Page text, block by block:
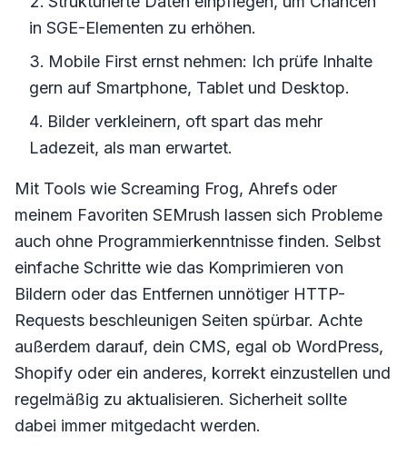
in SGE-Elementen zu erhöhen.
Mobile First ernst nehmen: Ich prüfe Inhalte
gern auf Smartphone, Tablet und Desktop.
Bilder verkleinern, oft spart das mehr
Ladezeit, als man erwartet.
Mit Tools wie Screaming Frog, Ahrefs oder
meinem Favoriten SEMrush lassen sich Probleme
auch ohne Programmierkenntnisse finden. Selbst
einfache Schritte wie das Komprimieren von
Bildern oder das Entfernen unnötiger HTTP-
Requests beschleunigen Seiten spürbar. Achte
außerdem darauf, dein CMS, egal ob WordPress,
Shopify oder ein anderes, korrekt einzustellen und
regelmäßig zu aktualisieren. Sicherheit sollte
dabei immer mitgedacht werden.